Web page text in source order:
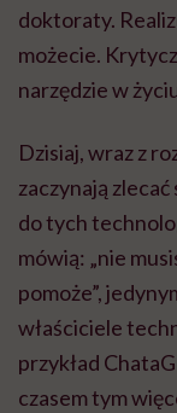
doktoraty.
możecie.
narzędzie w
Dzisiaj, wraz z
zaczynają
do tych
mówią: „nie
pomoże”,
właściciele
przykład
czasem tym